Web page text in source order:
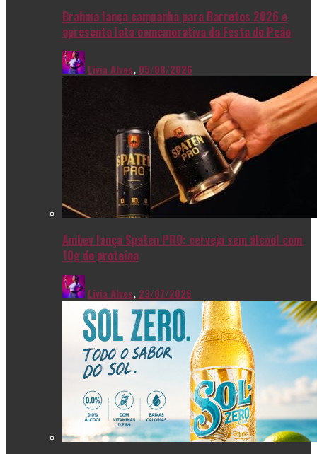
Brahma lança campanha para Barretos 2026 e
apresenta lata comemorativa da Festa do Peão
Livia Alves, 05/08/2026
Ambev lança Spaten PRO: cerveja sem álcool com
10g de proteína
Livia Alves, 23/07/2026